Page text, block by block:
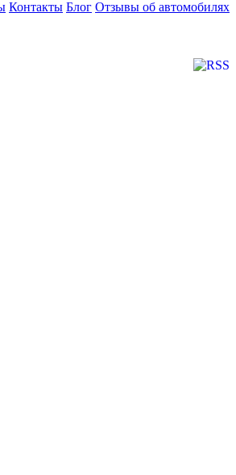
Контакты Блог Отзывы об автомобилях